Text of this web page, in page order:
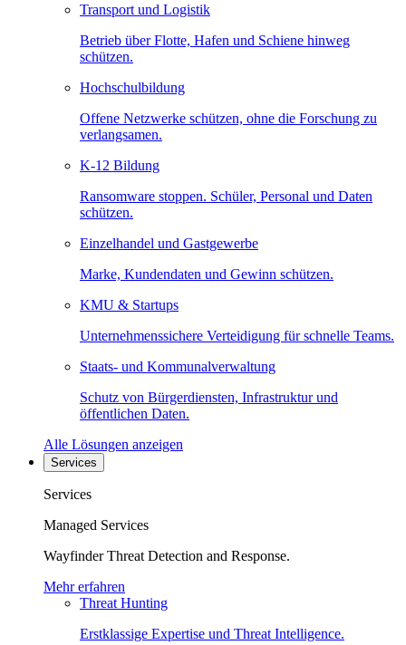
Transport und Logistik
Betrieb über Flotte, Hafen und Schiene hinweg
schützen.
Hochschulbildung
Offene Netzwerke schützen, ohne die Forschung zu
verlangsamen.
K-12 Bildung
Ransomware stoppen. Schüler, Personal und Daten
schützen.
Einzelhandel und Gastgewerbe
Marke, Kundendaten und Gewinn schützen.
KMU & Startups
Unternehmenssichere Verteidigung für schnelle Teams.
Staats- und Kommunalverwaltung
Schutz von Bürgerdiensten, Infrastruktur und
öffentlichen Daten.
Alle Lösungen anzeigen
Services
Services
Managed Services
Wayfinder Threat Detection and Response.
Mehr erfahren
Threat Hunting
Erstklassige Expertise und Threat Intelligence.